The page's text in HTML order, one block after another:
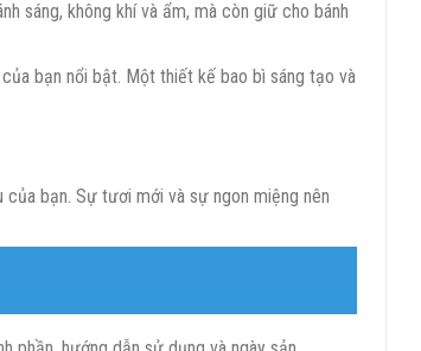
sáng, không khí và ẩm, mà còn giữ cho bánh
bạn nổi bật. Một thiết kế bao bì sáng tạo và
của bạn. Sự tươi mới và sự ngon miệng nên